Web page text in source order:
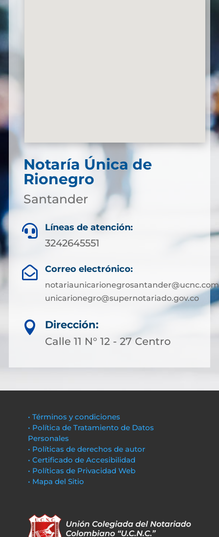
Notaría Única de
Rionegro
Santander
 Líneas de atención:
3242645551
 Correo electrónico:
unicarionegro@supernotariado.gov.co

Dirección:
Calle 11 N° 12 - 27 Centro
• Términos y condiciones
• Política de Tratamiento de Datos
Personales
• Políticas de derechos de autor
• Certificado de Accesibilidad
• Políticas de Privacidad Web
• Mapa del Sitio